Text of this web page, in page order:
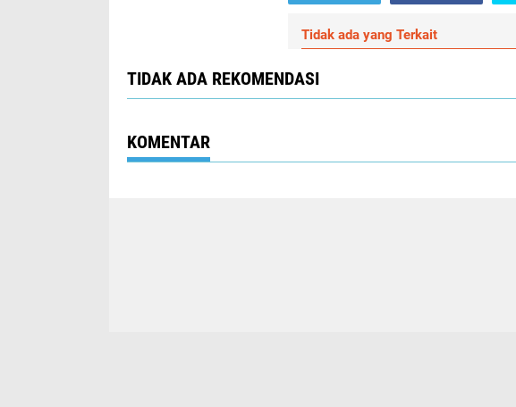
Tidak ada yang Terkait
TIDAK ADA REKOMENDASI
KOMENTAR